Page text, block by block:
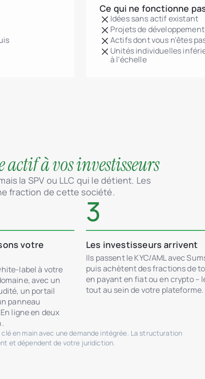
Ce qui ne fonctionne
Idées sans actif existant
Projets de
Actifs dont vous n'êtes
Unités individuelles
à l'échelle
actif à vos investisseurs
la SPV ou LLC qui le détient. Les
fraction de cette société.
votre
label à votre
avec un
un portail
panneau
ligne en deux
3
Les investisseurs arrivent
Ils passent le KYC/AML avec
puis achètent des fractions de
en payant en fiat ou en crypto –
tout au sein de votre plateforme.
en main avec une demande intégrée. La structuration
et dépendent de votre juridiction.